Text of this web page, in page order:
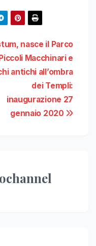
nasce il Parco
Macchinari e
antichi all’ombra
dei Templi:
inaugurazione 27
gennaio 2020